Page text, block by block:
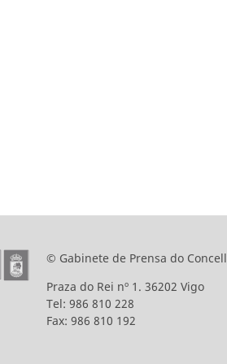
© Gabinete de Prensa do
Praza do Rei nº 1. 36202 Vigo
Tel: 986 810 228
Fax: 986 810 192